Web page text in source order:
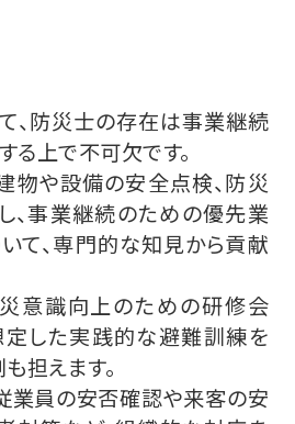
、防災士の存在は事業継続
る上で不可欠です。
物や設備の安全点検、防災
、事業継続のための優先業
て、専門的な知見から貢献
意識向上のための研修会
定した実践的な避難訓練を
担えます。
業員の安否確認や来客の安